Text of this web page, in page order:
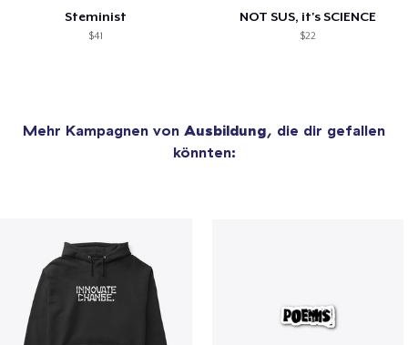
Steminist
$41
NOT SUS, it's SCIENCE
$22
Mehr Kampagnen von Ausbildung, die dir gefallen
könnten: